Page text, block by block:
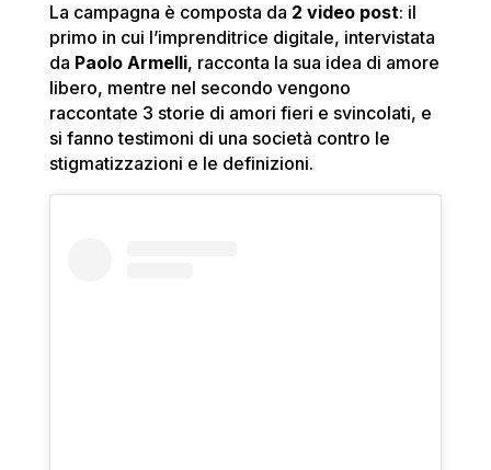
La campagna è composta da 2 video post: il
primo in cui l’imprenditrice digitale, intervistata
da Paolo Armelli, racconta la sua idea di amore
libero, mentre nel secondo vengono
raccontate 3 storie di amori fieri e svincolati, e
si fanno testimoni di una società contro le
stigmatizzazioni e le definizioni.